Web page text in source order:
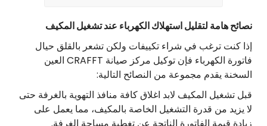
نصائح هامة لتقليل استهلاك الكهرباء عند تشغيل المكيف
إذا كنت ترغب في شراء تكييفات ولكن تشعر بالقلق حيال
فاتورة الكهرباء فإن توكيل مركز صيانة CRAFFT العين
السخنة يقدم مجموعة من النصائح التالية:
قبل تشغيل المكيف لابد اغلاق كافة منافذ التهوية بالغرفة حتى
لا يزيد من قدرة التشغيل الخاصة بالمكيف، مما يعمل على